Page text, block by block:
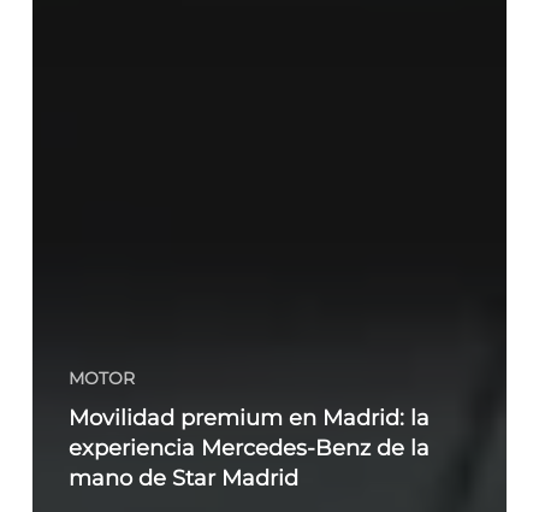
MOTOR
Movilidad premium en Madrid: la
experiencia Mercedes-Benz de la
mano de Star Madrid